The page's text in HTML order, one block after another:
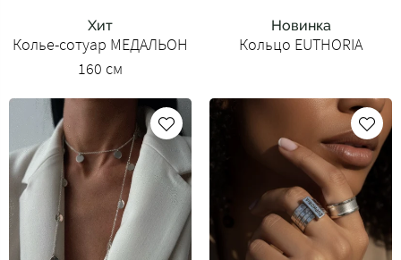
Хит
Колье-сотуар МЕДАЛЬОН
160 см
Новинка
Кольцо EUTHORIA